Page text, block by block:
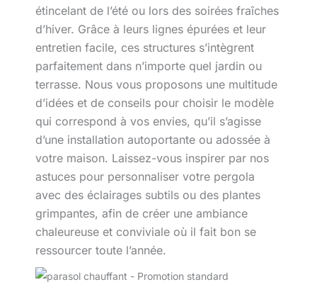
étincelant de l’été ou lors des soirées fraîches
d’hiver. Grâce à leurs lignes épurées et leur
entretien facile, ces structures s’intègrent
parfaitement dans n’importe quel jardin ou
terrasse. Nous vous proposons une multitude
d’idées et de conseils pour choisir le modèle
qui correspond à vos envies, qu’il s’agisse
d’une installation autoportante ou adossée à
votre maison. Laissez-vous inspirer par nos
astuces pour personnaliser votre pergola
avec des éclairages subtils ou des plantes
grimpantes, afin de créer une ambiance
chaleureuse et conviviale où il fait bon se
ressourcer toute l’année.